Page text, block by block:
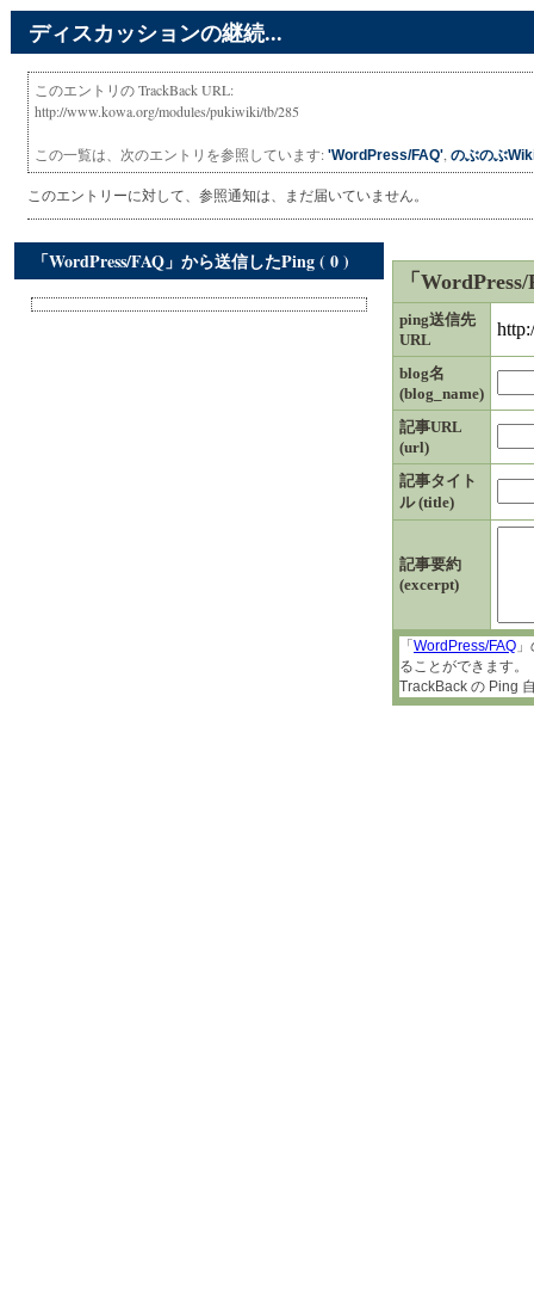
ディスカッションの継続...
このエントリの TrackBack URL:
http://www.kowa.org/modules/pukiwiki/tb/285
この一覧は、次のエントリを参照しています: 'WordPress/FAQ' のぶのぶ
このエントリーに対して、参照通知は、まだ届いていません。
「WordPress/FAQ」から送信したPing ( 0 )
「
ping送信先
URL
blog名
(blog_name)
記事URL
(url)
記事タイト
ル (title)
記事要約
(excerpt)
「 WordPress/FAQ
ることができます。
TrackBack の Ping